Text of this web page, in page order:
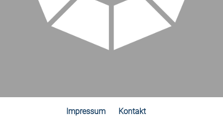
Impressum Kontakt